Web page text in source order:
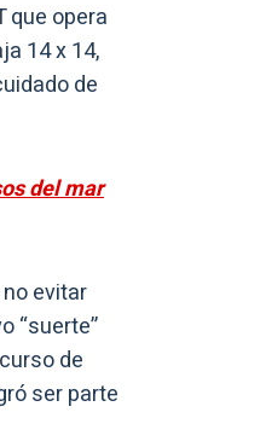
que opera
14 x 14,
de
del mar
evitar
“suerte”
de
ser parte